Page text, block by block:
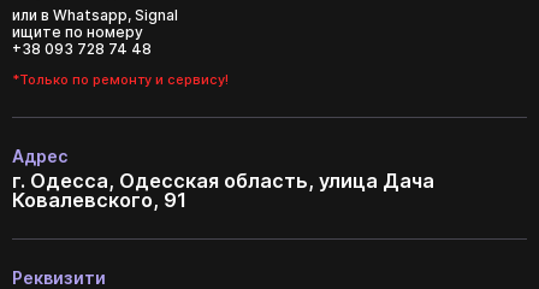
или в Whatsapp, Signal
ищите по номеру
+38 093 728 74 48
*Только по ремонту и сервису!
Адрес
г. Одесса, Одесская область, улица Дача
Ковалевского, 91
Реквизити